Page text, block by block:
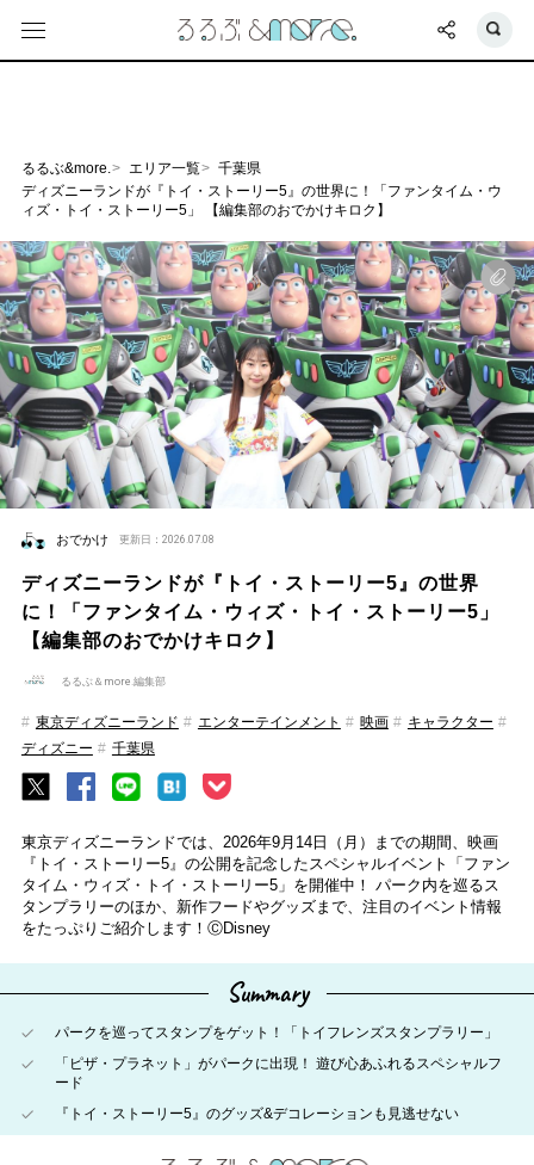
るるぶ&more. エリア一覧
千葉県
ディズニーランドが『トイ・ストーリー5』の世界に！「ファンタイム・ウ
ィズ・トイ・ストーリー5」 【編集部のおでかけキロク】
おでかけ 更新日：2026.07.08
ディズニーランドが『トイ・ストーリー5』の世界
に！「ファンタイム・ウィズ・トイ・ストーリー5」
【編集部のおでかけキロク】
るるぶ＆more.編集部
東京ディズニーランド エンターテインメント 映画
キャラクター
ディズニー
千葉県
東京ディズニーランドでは、2026年9月14日（月）までの期間、映画
『トイ・ストーリー5』の公開を記念したスペシャルイベント「ファン
タイム・ウィズ・トイ・ストーリー5」を開催中！ パーク内を巡るス
タンプラリーのほか、新作フードやグッズまで、注目のイベント情報
をたっぷりご紹介します！ⒸDisney
Summary
パークを巡ってスタンプをゲット！「トイフレンズスタンプラリー」
「ピザ・プラネット」がパークに出現！ 遊び心あふれるスペシャルフ
ード
『トイ・ストーリー5』のグッズ&デコレーションも見逃せない